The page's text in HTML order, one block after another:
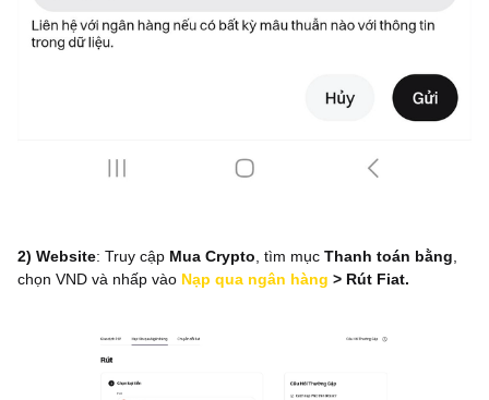
2) Website: Truy cập Mua Crypto , tìm mục Thanh toán bằng
chọn VND và nhấp vào Nạp qua ngân hàng > Rút Fiat.